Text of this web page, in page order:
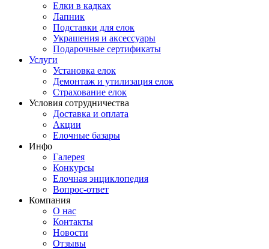
Елки в кадках
Лапник
Подставки для елок
Украшения и аксессуары
Подарочные сертификаты
Услуги
Установка елок
Демонтаж и утилизация елок
Страхование елок
Условия сотрудничества
Доставка и оплата
Акции
Елочные базары
Инфо
Галерея
Конкурсы
Елочная энциклопедия
Вопрос-ответ
Компания
О нас
Контакты
Новости
Отзывы